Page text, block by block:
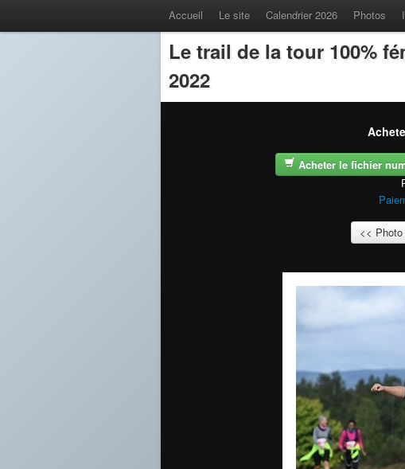
Accueil Le site Calendrier 2026 Photos
Le trail de la tour 100%
2022
Acheter le fichier
<<